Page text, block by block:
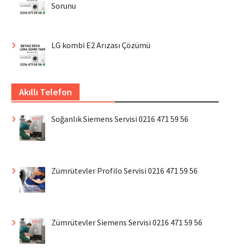
Sorunu
LG kombi E2 Arızası Çözümü
Akıllı Telefon
Soğanlık Siemens Servisi 0216 471 59 56
Zümrütevler Profilo Servisi 0216 471 59 56
Zümrütevler Siemens Servisi 0216 471 59 56